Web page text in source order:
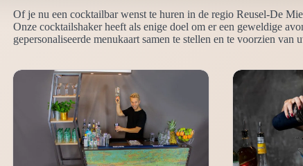
Of je nu een cocktailbar wenst te huren in de regio Reusel-De
Onze cocktailshaker heeft als enige doel om er een geweldige
gepersonaliseerde menukaart samen te stellen en te voorzien van